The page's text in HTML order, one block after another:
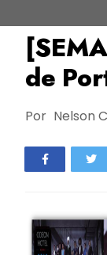
de
Por Nelson